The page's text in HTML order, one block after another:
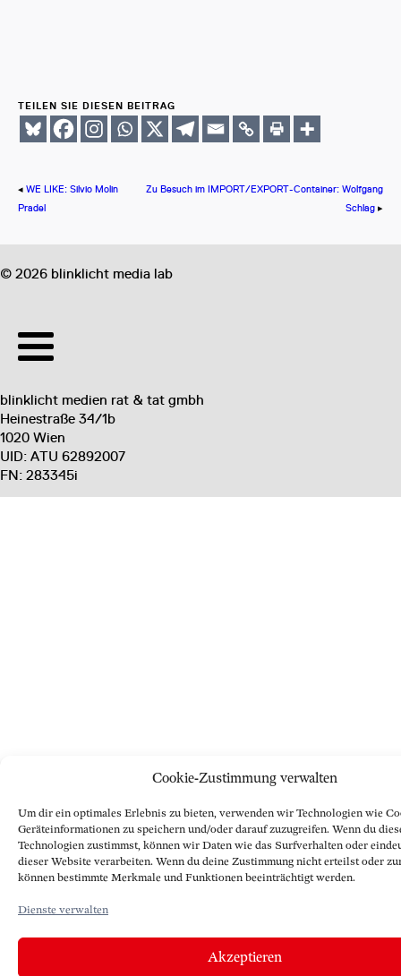
Cookie-Zustimmung verwalten
Um dir ein optimales Erlebnis zu bieten, verwenden wir Technologien wie
Geräteinformationen zu speichern und/oder darauf zuzugreifen. Wenn du
Technologien zustimmst, können wir Daten wie das Surfverhalten oder
dieser Website verarbeiten. Wenn du deine Zustimmung nicht erteilst oder
können bestimmte Merkmale und Funktionen beeinträchtigt werden.
Dienste verwalten
Akzeptieren
TEILEN SIE DIESEN BEITRAG
◂ WE LIKE: Silvio Molin
Pradel
Zu Besuch im IMPORT/EXPORT-Container: Wolfgang
Schlag ▸
© 2026 blinklicht media lab
blinklicht medien rat & tat gmbh
Heinestraße 34/1b
1020 Wien
UID: ATU 62892007
FN: 283345i